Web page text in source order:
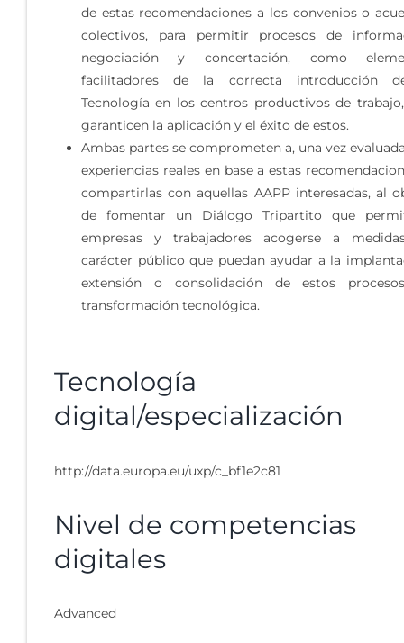
de estas recomendaciones a los convenios o
colectivos, para permitir procesos de
negociación y concertación, como
facilitadores de la correcta introducción
Tecnología en los centros productivos de
garanticen la aplicación y el éxito de estos.
Ambas partes se comprometen a, una vez
experiencias reales en base a estas
compartirlas con aquellas AAPP interesadas, al
de fomentar un Diálogo Tripartito que
empresas y trabajadores acogerse a
carácter público que puedan ayudar a la
extensión o consolidación de estos
transformación tecnológica.
Tecnología
digital/especialización
http://data.europa.eu/uxp/c_bf1e2c81
Nivel de competencias
digitales
Advanced